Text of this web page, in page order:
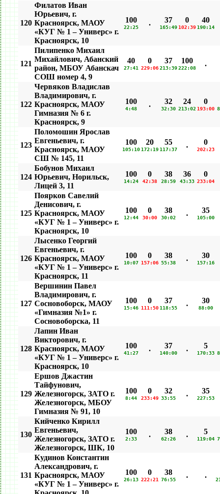
120
Филатов Иван
Юрьевич, г.
Красноярск, МАОУ
«КУГ № 1 – Универс» г.
Красноярск, 10
100
22:25
. 37
165:49
0
102:39
40
190:14
121
Пилипенко Михаил
Михайлович, Абанский
район, МБОУ Абанскач
СОШ номер 4, 9
40
27:41
0
229:06
37
213:39
100
222:08
.
122
Червяков Владислав
Владимирович, г.
Красноярск, МАОУ
Гимназия № 6 г.
Красноярск, 9
100
4:48
. 32
32:30
24
213:02
0
193:00
123
Поломошин Ярослав
Евгеньевич, г.
Красноярск, МАОУ
СШ № 145, 11
100
105:10
20
172:19
55
117:37
. 0
202:23
124
Бобунов Михаил
Юрьевич, Норильск,
Лицей 3, 11
100
14:24
0
42:38
38
28:59
36
43:33
0
233:04
125
Поярков Савелий
Денисович, г.
Красноярск, МАОУ
«КУГ № 1 – Универс» г.
Красноярск, 10
100
12:44
0
30:00
38
30:02
. 35
105:00
126
Лысенко Георгий
Евгеньевич, г.
Красноярск, МАОУ
«КУГ № 1 – Универс» г.
Красноярск, 11
100
10:07
0
157:06
38
55:38
. 30
157:16
127
Вершинин Павел
Владимирович, г.
Сосновоборск, МАОУ
«Гимназия №1» г.
Сосновоборска, 11
100
15:46
0
111:50
37
118:55
. 30
88:00
128
Лапин Иван
Викторович, г.
Красноярск, МАОУ
«КУГ № 1 – Универс» г.
Красноярск, 10
100
41:27
. 37
140:00
. 5
170:33
129
Ершов Джастин
Тайфунович,
Железногорск, ЗАТО г.
Железногорск, МБОУ
Гимназия № 91, 10
100
8:44
0
233:49
32
33:55
. 35
227:53
130
Кийченко Кирилл
Евгеньевич,
Железногорск, ЗАТО г.
Железногорск, ШК, 10
100
2:33
. 38
62:26
. 5
119:04
131
Кудинов Константин
Александрович, г.
Красноярск, МАОУ
«КУГ № 1 – Универс» г.
100
26:13
0
222:21
38
76:55
. .